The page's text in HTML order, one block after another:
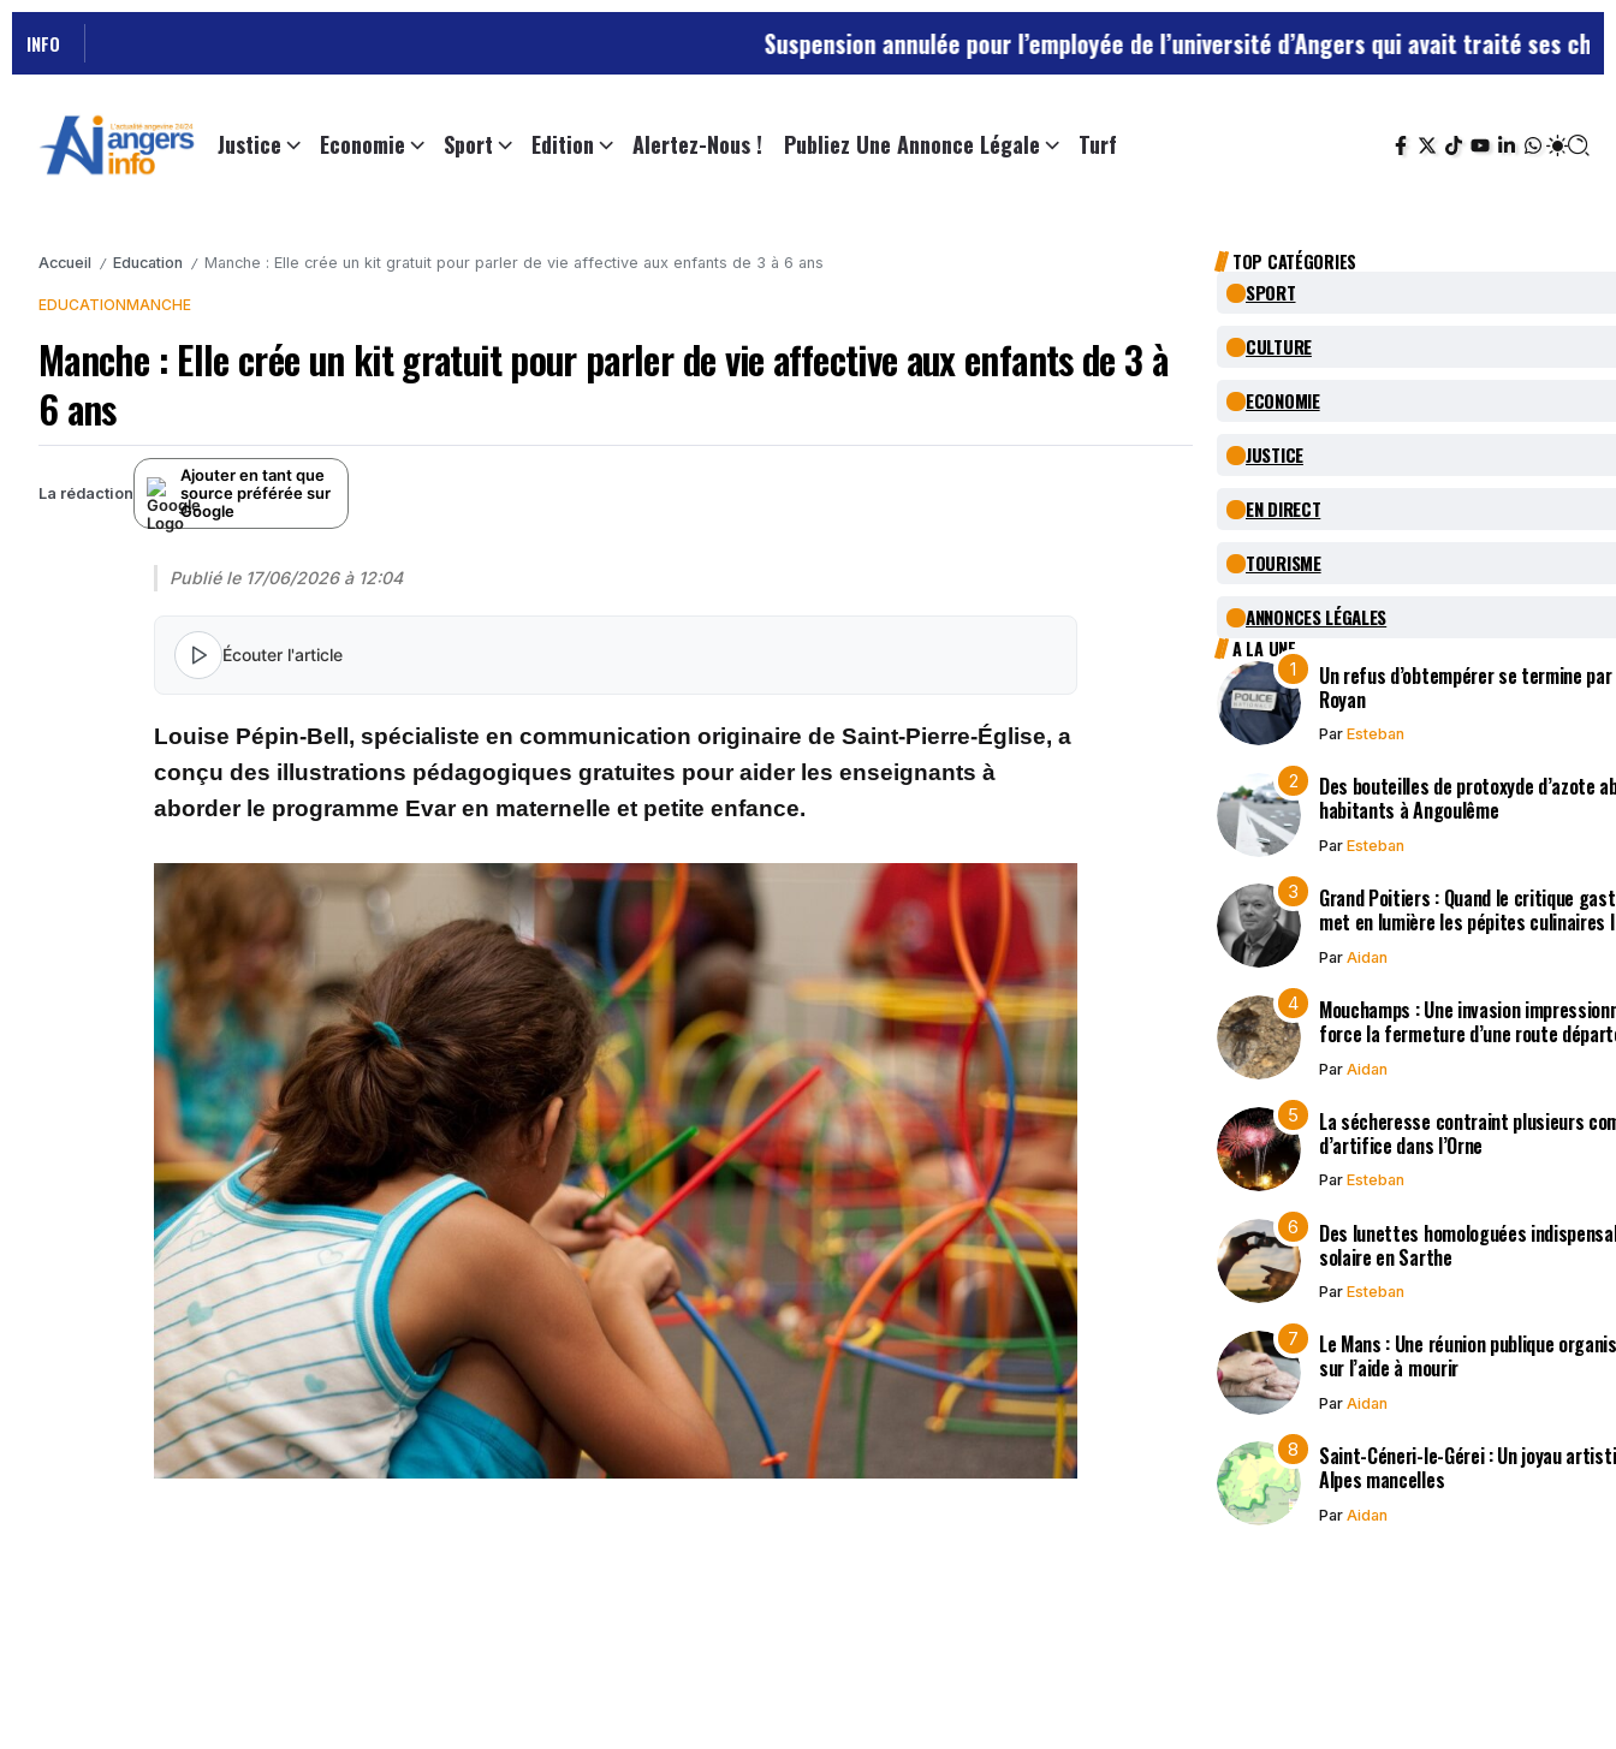
INFO Suspension annulée pour l’employée de l’université d’Angers qui avait traité ses chefs de
Justice Economie Sport Edition Alertez-Nous ! Publiez Une Annonce Légale Turf
Accueil / Education / Manche : Elle crée un kit gratuit pour parler de vie affective aux enfants de 3 à 6 ans
EDUCATIONMANCHE
Manche : Elle crée un kit gratuit pour parler de vie affective aux enfants de 3 à
6 ans
La rédaction
Ajouter en tant que
source préférée sur
Google
Publié le 17/06/2026 à 12:04
Écouter l'article
Louise Pépin-Bell, spécialiste en communication originaire de Saint-Pierre-Église, a
conçu des illustrations pédagogiques gratuites pour aider les enseignants à
aborder le programme Evar en maternelle et petite enfance.
TOP CATÉGORIES
SPORT
CULTURE
ECONOMIE
JUSTICE
EN DIRECT
TOURISME
ANNONCES LÉGALES
A LA UNE
Un refus d’obtempérer se termine
Royan
Par Esteban
Des bouteilles de protoxyde d’azote
habitants à Angoulême
Par Esteban
Grand Poitiers : Quand le critique
met en lumière les pépites culinaires
Par Aidan
Mouchamps : Une invasion
force la fermeture d’une route
Par Aidan
La sécheresse contraint plusieurs
d’artifice dans l’Orne
Par Esteban
Des lunettes homologuées
solaire en Sarthe
Par Esteban
Le Mans : Une réunion publique
sur l’aide à mourir
Par Aidan
Saint-Céneri-le-Gérei : Un joyau
Alpes mancelles
Par Aidan